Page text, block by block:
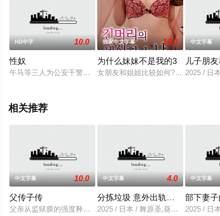
HD中字 10.0
性奴
午马等三人为公安干警，奉命前往香港调查拐骗妇女案件，李
独家中文字幕 10.0
为什么妹妹不是我的3
女朋友和姐姐比较如何?我多教教你
中文字幕
儿子朋
2025 / 日
相关推荐
中文字幕 10.0
父传子传
父亲从监狱膜的强度释放，并在六年内回国包含的故事单独
中文字幕 4.0
分拣垃圾 意外出轨性爱
2025 / 日本 / 舞原圣,葵悠太
中文字幕
部下妻
2025 / 日